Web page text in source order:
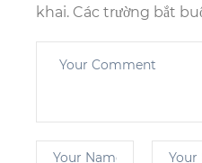
khai. Các trường bắt